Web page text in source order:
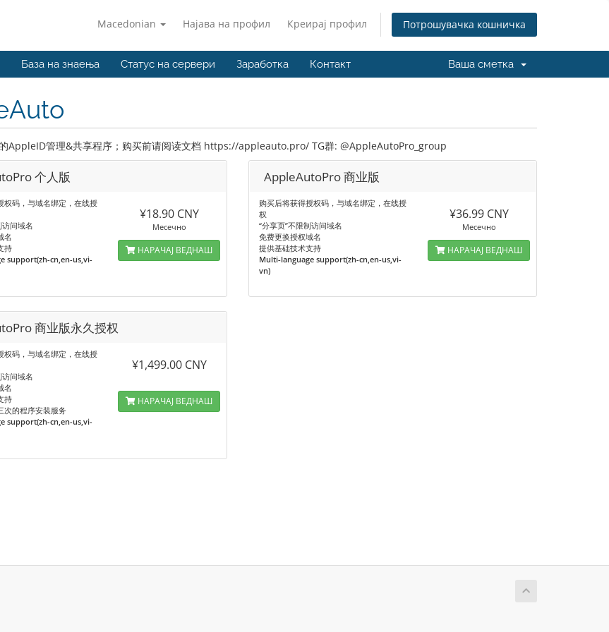
Macedonian Најава на профил Креирај профил Потрошувачка кошничка
База на знаења Статус на сервери Заработка Контакт Ваша сметка
AppleID管理&共享程序；购买前请阅读文档 https://appleauto.pro/ TG群: @AppleAutoPro_group
个人版
权码，与域名绑定，在线授
访问域名
名
持
support(zh-cn,en-us,vi-
¥18.90 CNY
Месечно
НАРАЧАЈ ВЕДНАШ
AppleAutoPro 商业版
购买后将获得授权码，与域名绑定，在线授
权
“分享页”不限制访问域名
免费更换授权域名
提供基础技术支持
Multi-language support(zh-cn,en-us,vi-
vn)
¥36.99 CNY
Месечно
НАРАЧАЈ ВЕДНАШ
商业版永久授权
权码，与域名绑定，在线授
访问域名
名
持
次的程序安装服务
support(zh-cn,en-us,vi-
¥1,499.00 CNY
НАРАЧАЈ ВЕДНАШ